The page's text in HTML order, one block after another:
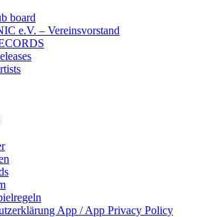
board
e.V. ‒ Vereinsvorstand
App / App Privacy Policy